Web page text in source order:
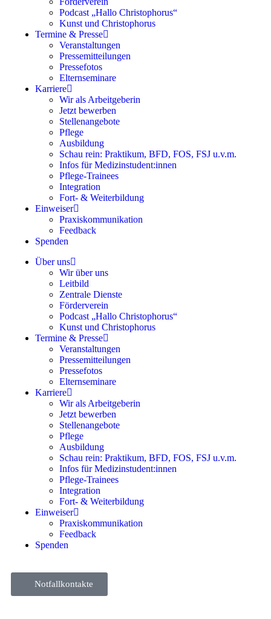
Podcast „Hallo Christophorus“
Kunst und Christophorus
Termine & Presse
Veranstaltungen
Pressemitteilungen
Pressefotos
Elternseminare
Karriere
Wir als Arbeitgeberin
Jetzt bewerben
Stellenangebote
Pflege
Ausbildung
Schau rein: Praktikum, BFD, FOS, FSJ u.v.m.
Infos für Medizinstudent:innen
Pflege-Trainees
Integration
Fort- & Weiterbildung
Einweiser
Praxiskommunikation
Feedback
Spenden
Über uns
Wir über uns
Leitbild
Zentrale Dienste
Förderverein
Podcast „Hallo Christophorus“
Kunst und Christophorus
Termine & Presse
Veranstaltungen
Pressemitteilungen
Pressefotos
Elternseminare
Karriere
Wir als Arbeitgeberin
Jetzt bewerben
Stellenangebote
Pflege
Ausbildung
Schau rein: Praktikum, BFD, FOS, FSJ u.v.m.
Infos für Medizinstudent:innen
Pflege-Trainees
Integration
Fort- & Weiterbildung
Einweiser
Praxiskommunikation
Feedback
Spenden
Notfallkontakte